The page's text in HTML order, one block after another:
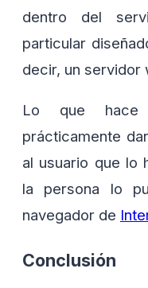
dentro del
particular
decir, un servidor
Lo que hace
prácticamente
al usuario que lo
la persona lo
navegador de
Conclusión